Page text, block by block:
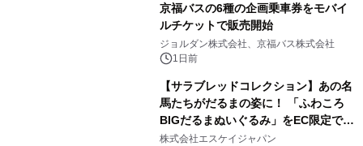
京福バスの6種の企画乗車券をモバイ
ルチケットで販売開始
ジョルダン株式会社、京福バス株式会社
1日前
【サラブレッドコレクション】あの名
馬たちがだるまの姿に！ 「ふわころ
BIGだるまぬいぐるみ」をEC限定で受
注販売開始
株式会社エスケイジャパン